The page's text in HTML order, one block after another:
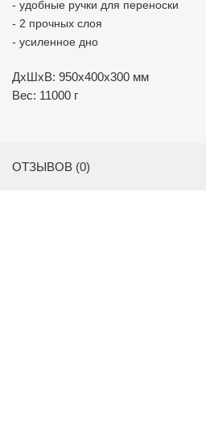
- удобные ручки для переноски
- 2 прочных слоя
- усиленное дно
ДxШxВ: 950x400x300 мм
Вес: 11000 г
ОТЗЫВОВ (0)